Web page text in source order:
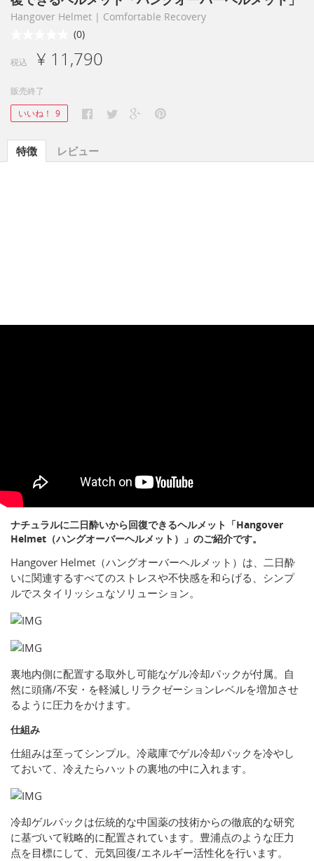
Hangover Helmet | Comfortable Recovery
(0)
税込 ¥ 11,790
販売終了
いいね！ 9
特徴 レビュー
ナチュラルに二日酔いから回復できるヘルメット「Hangover
Helmet（ハングオーバーヘルメット）」のご紹介です。
Hangover Helmet（ハングオーバーヘルメット）は、二日酔
いに関連するすべてのストレスや不快感を和らげる、シンプ
ルでスタイリッシュなソリューション。
裏地内側に配置する取外し可能なゲル冷却パックが付属。自
然に頭痛/不安・を軽減しリラクゼーションレベルを増加させ
るように圧力をかけます。
仕組み
仕組みは至ってシンプル。冷蔵庫でゲル冷却パックを冷やし
ておいて、冷えたらハットの裏地の中に入れます。
冷却ゲルパックは伝統的な中国薬の技術からの徹底的な研究
に基づいて戦略的に配置されています。豊浦点のような圧力
点を目標にして、元気回復/エネルギー活性化を行います。